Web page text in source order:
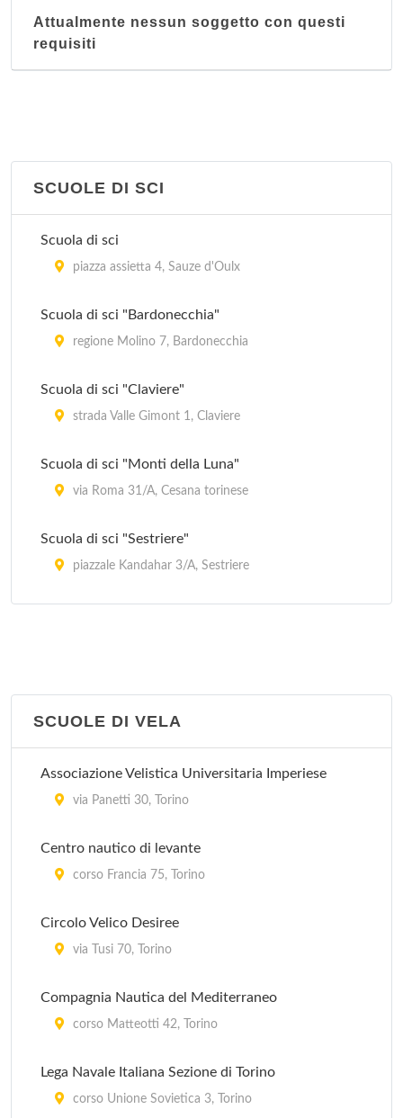
Bien-Entre
via Bernardino Galliari 4/e, Torino
Attualmente nessun soggetto con questi
requisiti
SCUOLE DI SCI
Scuola di sci
piazza assietta 4, Sauze d'Oulx
Scuola di sci "Bardonecchia"
regione Molino 7, Bardonecchia
Scuola di sci "Claviere"
strada Valle Gimont 1, Claviere
Scuola di sci "Monti della Luna"
via Roma 31/A, Cesana torinese
Scuola di sci "Sestriere"
piazzale Kandahar 3/A, Sestriere
SCUOLE DI VELA
Associazione Velistica Universitaria Imperiese
via Panetti 30, Torino
Centro nautico di levante
corso Francia 75, Torino
Circolo Velico Desiree
via Tusi 70, Torino
Compagnia Nautica del Mediterraneo
corso Matteotti 42, Torino
Lega Navale Italiana Sezione di Torino
corso Unione Sovietica 3, Torino